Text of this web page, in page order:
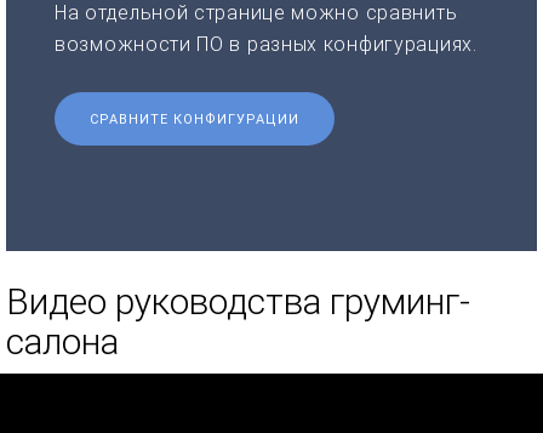
На отдельной странице можно сравнить
возможности ПО в разных конфигурациях.
СРАВНИТЕ КОНФИГУРАЦИИ
Видео руководства груминг-
салона